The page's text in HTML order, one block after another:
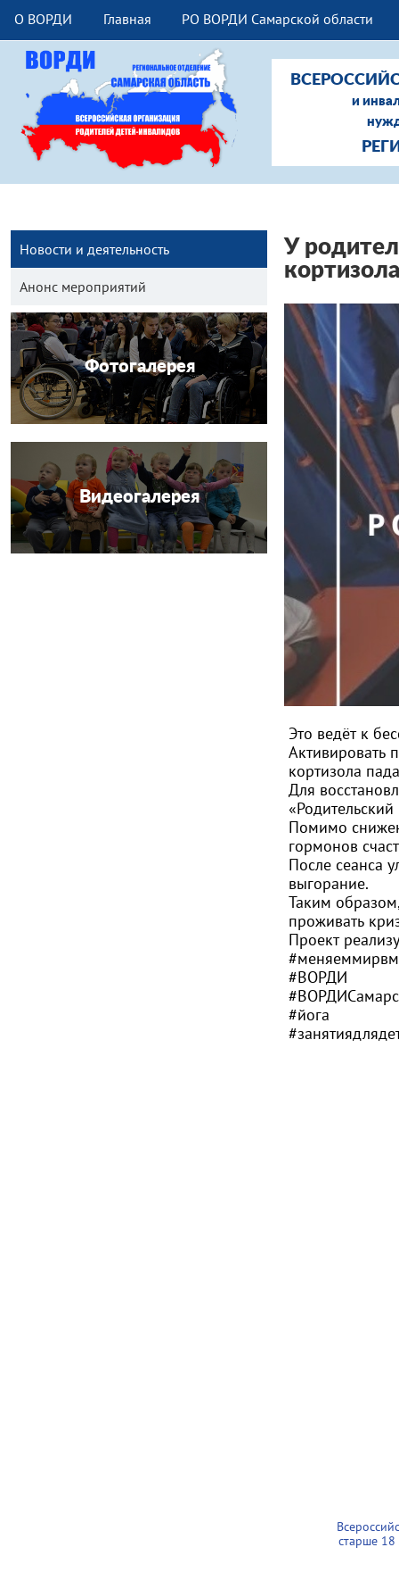
О ВОРДИ Главная РО ВОРДИ Самарской области
и
Новости и деятельность
Анонс мероприятий
Фотогалерея
Видеогалерея
У
Это ведёт к
Активировать
кортизола
Для
Помимо
гормонов
После сеанса
выгорание.
Таким
проживать
Проект
#ВОРДИ
#йога
старше